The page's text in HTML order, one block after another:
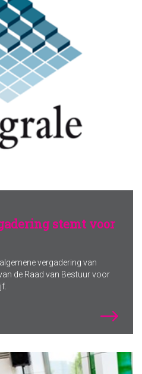
stemt voor
vergadering van
de Raad van Bestuur voor